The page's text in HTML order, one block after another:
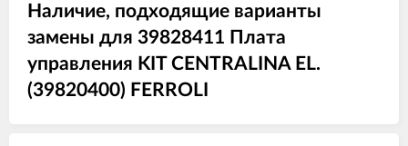
Наличие, подходящие варианты
замены для 39828411 Плата
управления KIT CENTRALINA EL.
(39820400) FERROLI